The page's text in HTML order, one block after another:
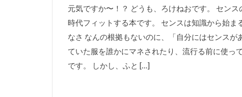
元気ですか〜！？ どうも、ろけねおです。 セン
時代フィットする本です。 センスは知識から始
なさ なんの根拠もないのに、「自分にはセンス
ていた服を誰かにマネされたり、流行る前に使っ
です。 しかし、ふと […]